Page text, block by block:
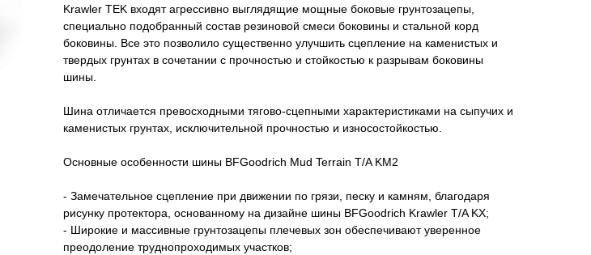
Krawler TEK входят агрессивно выглядящие мощные боковые грунтозацепы,
специально подобранный состав резиновой смеси боковины и стальной корд
боковины. Все это позволило существенно улучшить сцепление на каменистых и
твердых грунтах в сочетании с прочностью и стойкостью к разрывам боковины
шины.
Шина отличается превосходными тягово-сцепными характеристиками на сыпучих и
каменистых грунтах, исключительной прочностью и износостойкостью.
Основные особенности шины BFGoodrich Mud Terrain T/A KM2
- Замечательное сцепление при движении по грязи, песку и камням, благодаря
рисунку протектора, основанному на дизайне шины BFGoodrich Krawler T/A KX;
- Широкие и массивные грунтозацепы плечевых зон обеспечивают уверенное
преодоление труднопроходимых участков;